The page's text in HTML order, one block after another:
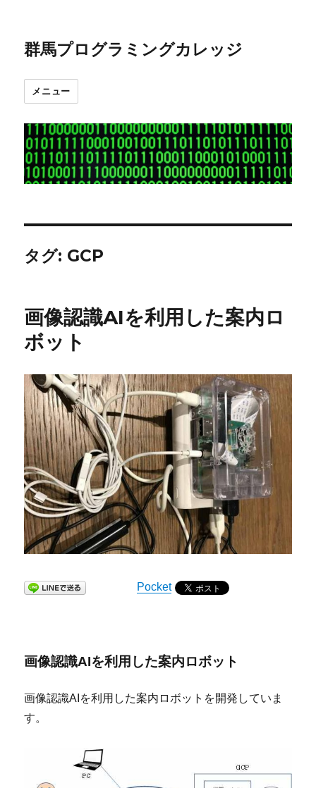
群馬プログラミングカレッジ
メニュー
タグ: GCP
画像認識AIを利用した案内ロ
ボット
Pocket
画像認識AIを利用した案内ロボット
画像認識AIを利用した案内ロボットを開発していま
す。